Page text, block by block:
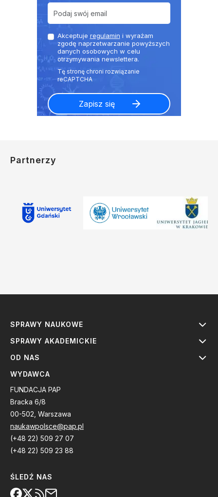
Akceptuje regulamin i wyrażam
zgodę naprzetwarzanie powyższych
danych osobowych w celu
otrzymywania newslettera.
Partnerzy
SPRAWY NAUKOWE
SPRAWY AKADEMICKIE
OD NAS
WYDAWCA
FUNDACJA PAP
Bracka 6/8
00-502, Warszawa
naukawpolsce@pap.pl
(+48 22) 509 27 07
(+48 22) 509 23 88
ŚLEDŹ NAS